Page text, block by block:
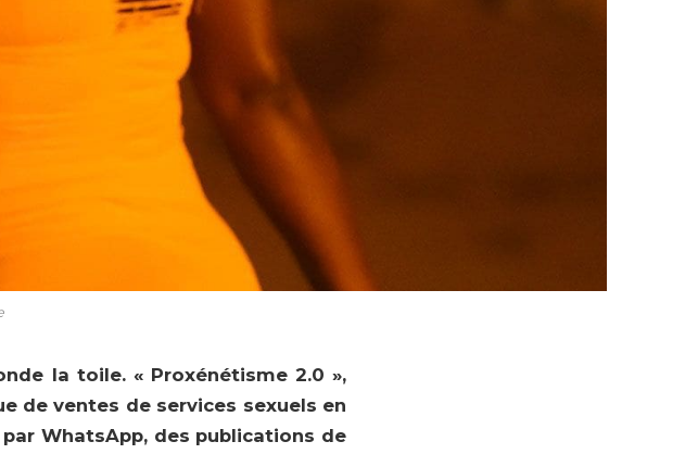
la toile. « Proxénétisme 2.0 »,
de ventes de services sexuels en
WhatsApp, des publications de